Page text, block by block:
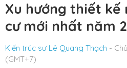
Xu hướng thiết kế
cư mới nhất năm
Kiến trúc sư Lê Quang Thạch -
(GMT+7)